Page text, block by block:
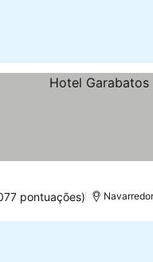
pontuações)